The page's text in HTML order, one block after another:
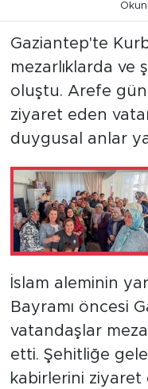
Gaziantep'te
mezarlıklarda ve
oluştu. Arefe
ziyaret eden
duygusal anlar
İslam aleminin
Bayramı öncesi
vatandaşlar
etti. Şehitliğe
kabirlerini ziyaret